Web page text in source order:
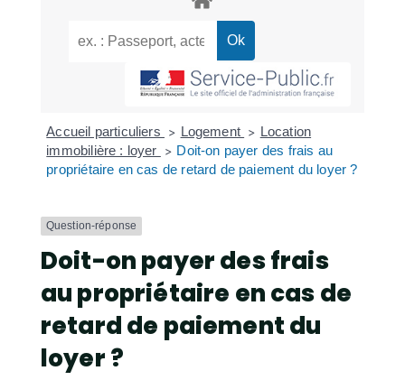
Accueil particuliers > Logement > Location
immobilière : loyer
> Doit-on payer des frais au
propriétaire en cas de retard de paiement du loyer ?
Question-réponse
Doit-on payer des frais
au propriétaire en cas de
retard de paiement du
loyer ?